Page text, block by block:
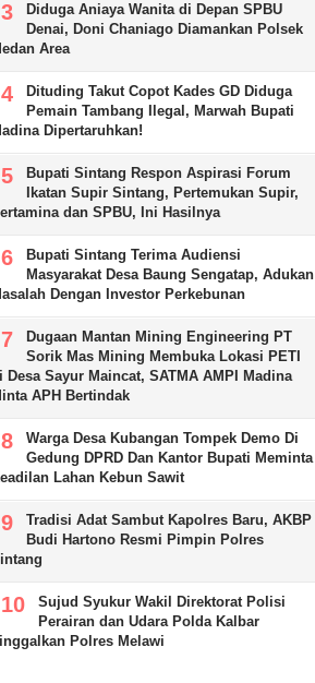
Diduga Aniaya Wanita di Depan SPBU
Denai, Doni Chaniago Diamankan Polsek
Area
Dituding Takut Copot Kades GD Diduga
Pemain Tambang Ilegal, Marwah Bupati
Dipertaruhkan!
Bupati Sintang Respon Aspirasi Forum
Ikatan Supir Sintang, Pertemukan Supir,
dan SPBU, Ini Hasilnya
Bupati Sintang Terima Audiensi
Masyarakat Desa Baung Sengatap, Adukan
Dengan Investor Perkebunan
Dugaan Mantan Mining Engineering PT
Sorik Mas Mining Membuka Lokasi PETI
Desa Sayur Maincat, SATMA AMPI Madina
APH Bertindak
Warga Desa Kubangan Tompek Demo Di
Gedung DPRD Dan Kantor Bupati Meminta
Lahan Kebun Sawit
Tradisi Adat Sambut Kapolres Baru, AKBP
Budi Hartono Resmi Pimpin Polres
Sujud Syukur Wakil Direktorat Polisi
Perairan dan Udara Polda Kalbar
Polres Melawi